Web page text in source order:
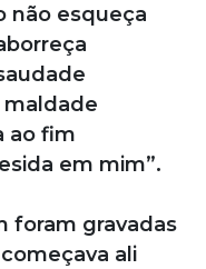
não esqueça
maldade
ao fim
em mim”.
foram gravadas
ali